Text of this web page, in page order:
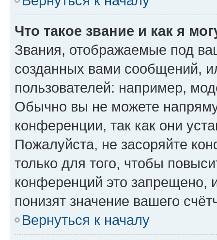
Что такое звание и как я
Звания, отображаемые под
созданных вами сообщений,
пользователей: например,
Обычно вы не можете
конференции, так как они
Пожалуйста, не засоряйте
только для того, чтобы
конференций это запрещено,
понизят значение вашего
Вернуться к началу